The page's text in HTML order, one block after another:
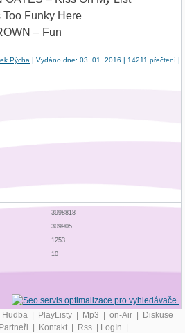
Too Funky Here
– Fun
Pýcha | Vydáno dne: 03. 01. 2016 | 14211 přečtení |
3998818
309905
1253
10
Hudba | PlayListy | Mp3 | on-Air | Diskuse
Partneři | Kontakt | Rss | LogIn |